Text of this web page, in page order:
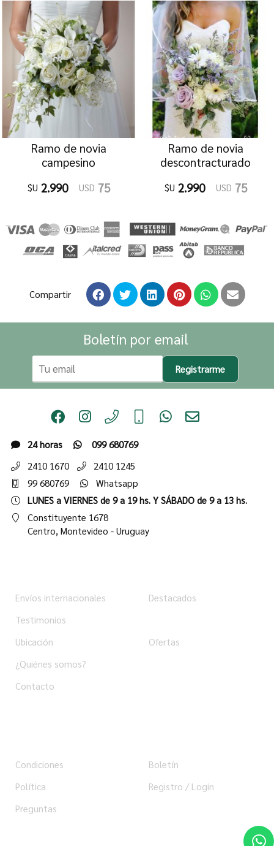
Ramo de novia
campesino
$U 2.990 USD 75
Ramo de novia
descontracturado
$U 2.990 USD 75
Compartir
Boletín por email
Registrarme
24 horas
099 680769
2410 1670
2410 1245
99 680769
Whatsapp
LUNES a VIERNES de 9 a 19 hs. Y SÁBADO de 9 a 13 hs.
Constituyente 1678
Centro, Montevideo - Uruguay
Envíos internacionales
Testimonios
Ubicación
¿Quiénes somos?
Contacto
Destacados
Ofertas
Condiciones
Política
Preguntas
Boletín
Registro / Login